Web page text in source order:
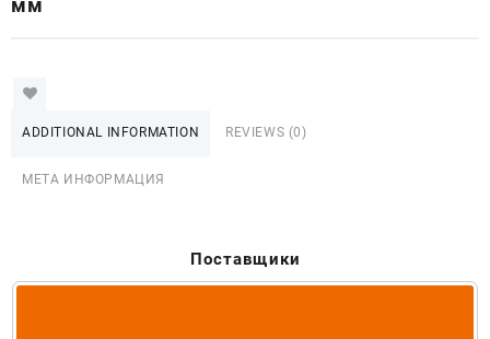
мм
ADDITIONAL INFORMATION REVIEWS (0)
МЕТА ИНФОРМАЦИЯ
Поставщики